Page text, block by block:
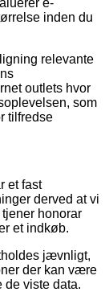
inden du
relevante
outlets hvor
som
tilfredse
et fast
derved at vi
honorar
et indkøb.
jævnligt,
der kan være
de viste data.